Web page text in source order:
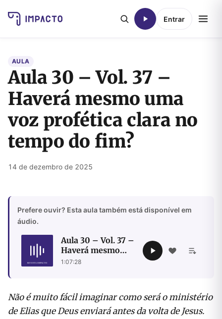
Entrar
AULA
Aula 30 – Vol. 37 –
Haverá mesmo uma
voz profética clara no
tempo do fim?
14 de dezembro de 2025
Prefere ouvir? Esta aula também está disponível em
áudio.
Aula 30 – Vol. 37 –
Haverá mesmo
uma voz profética
1:07:28
Não é muito fácil imaginar como será o ministério
de Elias que Deus enviará antes da volta de Jesus.